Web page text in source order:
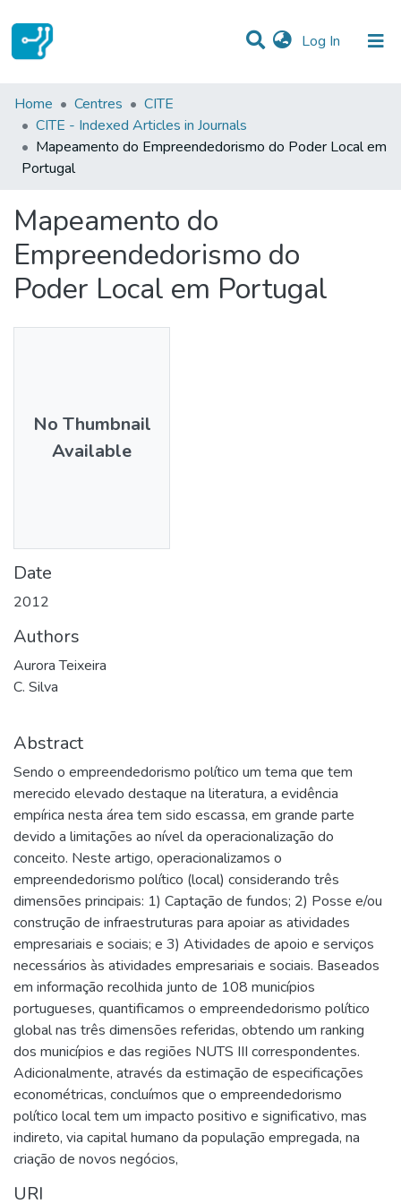
Log In (current)
Statistics
Communities & Collections
All of DSpace
Home Centres
CITE
CITE - Indexed Articles in Journals
Mapeamento do Empreendedorismo do Poder Local em
Portugal
Mapeamento do
Empreendedorismo do
Poder Local em Portugal
No Thumbnail
Available
Date
2012
Authors
Aurora Teixeira
C. Silva
Abstract
Sendo o empreendedorismo político um tema que tem
merecido elevado destaque na literatura, a evidência
empírica nesta área tem sido escassa, em grande parte
devido a limitações ao nível da operacionalização do
conceito. Neste artigo, operacionalizamos o
empreendedorismo político (local) considerando três
dimensões principais: 1) Captação de fundos; 2) Posse e/ou
construção de infraestruturas para apoiar as atividades
empresariais e sociais; e 3) Atividades de apoio e serviços
necessários às atividades empresariais e sociais. Baseados
em informação recolhida junto de 108 municípios
portugueses, quantificamos o empreendedorismo político
global nas três dimensões referidas, obtendo um ranking
dos municípios e das regiões NUTS III correspondentes.
Adicionalmente, através da estimação de especificações
econométricas, concluímos que o empreendedorismo
político local tem um impacto positivo e significativo, mas
indireto, via capital humano da população empregada, na
criação de novos negócios,
URI